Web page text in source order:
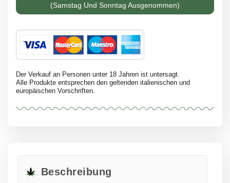
(Samstag Und Sonntag Ausgenommen)
Der Verkauf an Personen unter 18 Jahren ist untersagt.
Alle Produkte entsprechen den geltenden italienischen und
europäischen Vorschriften.
Beschreibung